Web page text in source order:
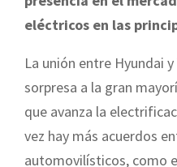
eléctricos en las
La unión entre Hyundai
sorpresa a la gran
que avanza la
vez hay más acuerdos
automovilísticos, como